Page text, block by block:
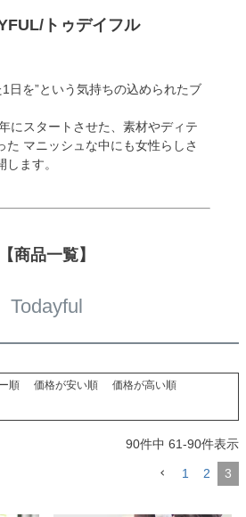
トゥデイフル
日を”という気持ちの込められたブ
にスタートさせた、素材やディテ
た マニッシュな中にも女性らしさ
ます。
【商品一覧】
Todayful
順 価格が安い順
価格が高い順
90件中 61-90件表示
1 2 3